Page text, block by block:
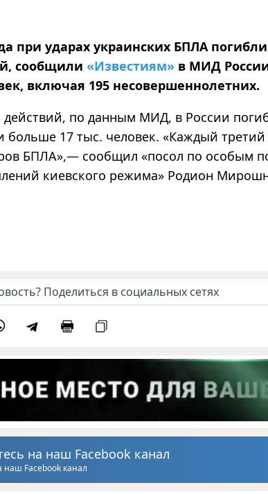
при ударах украинских БПЛА
сообщили «Известиям» в МИД
включая 195 несовершеннолетних.
действий, по данным МИД, в России
больше 17 тыс. человек. «Каждый
БПЛА»,— сообщил «посол по особым
киевского режима» Родион
Поделиться в социальных сетях
на наш Facebook канал
Facebook канал